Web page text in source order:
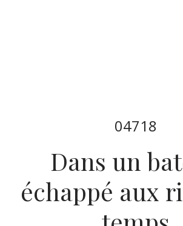
04718
Dans un
échappé aux